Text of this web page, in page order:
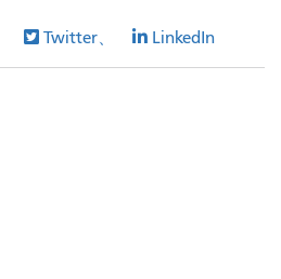
Twitter、 LinkedIn